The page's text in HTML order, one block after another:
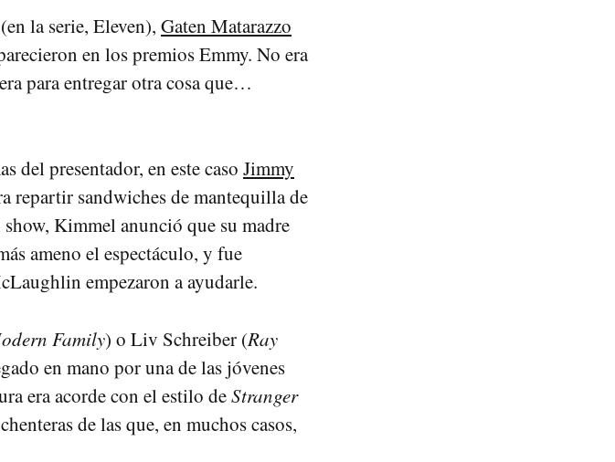
(en la serie, Eleven), Gaten Matarazzo
en los premios Emmy. No era
para entregar otra cosa que…
del presentador, en este caso Jimmy
repartir sandwiches de mantequilla de
Kimmel anunció que su madre
ameno el espectáculo, y fue
empezaron a ayudarle.
Family) o Liv Schreiber (Ray
en mano por una de las jóvenes
era acorde con el estilo deStranger
de las que, en muchos casos,